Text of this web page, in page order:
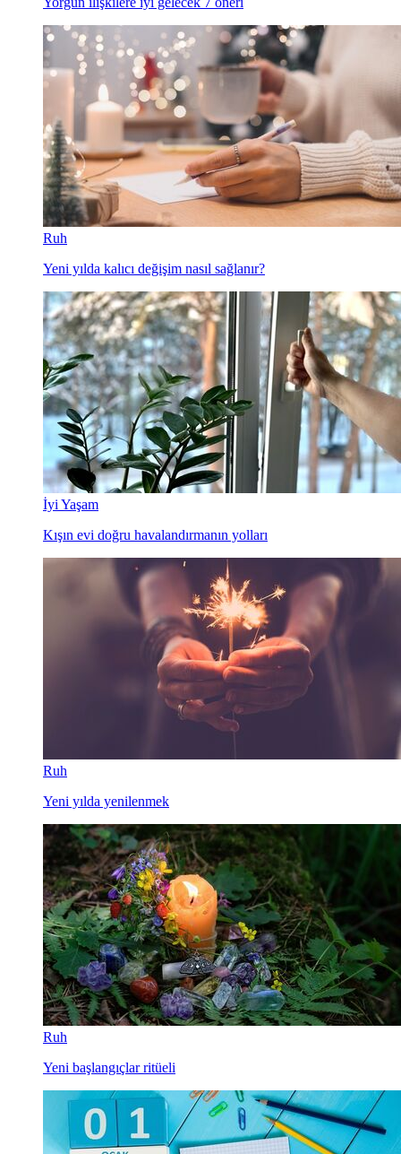
Ruh
Yeni yılda kalıcı değişim nasıl sağlanır?
İyi Yaşam
Kışın evi doğru havalandırmanın yolları
Ruh
Yeni yılda yenilenmek
Ruh
Yeni başlangıçlar ritüeli